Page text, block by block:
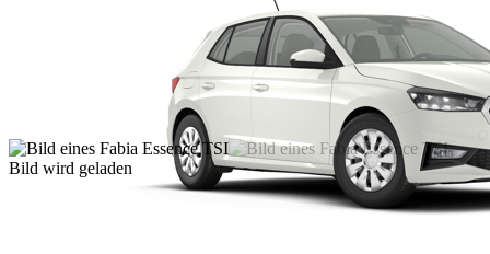
Bild wird geladen